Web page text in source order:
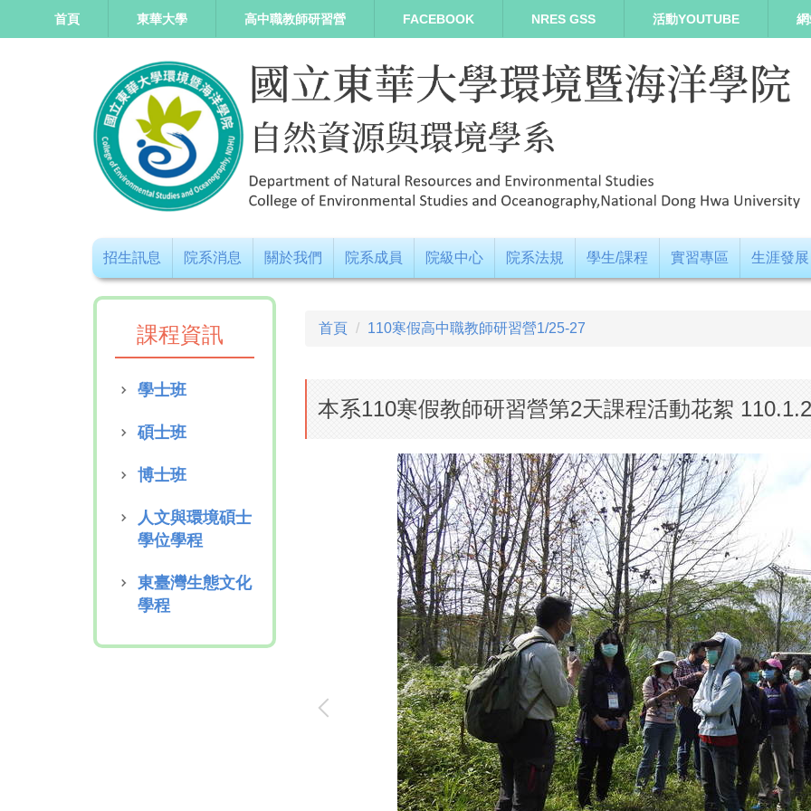
到
首頁 東華大學 高中職教師研習營 FACEBOOK NRES GSS 活動YOUTUBE
招生訊息 院系消息 關於我們 院系成員 院級中心 院系法規 學生/課程 實習專區 生涯發展
課程資訊
學士班
碩士班
博士班
人文與環境碩士
學位學程
東臺灣生態文化
學程
首頁 110寒假高中職教師研習營1/25-27
本系110寒假教師研習營第2天課程活動花絮